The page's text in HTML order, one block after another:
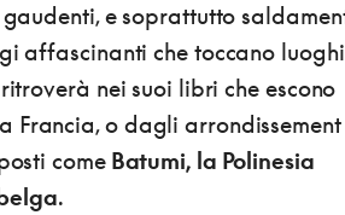
e soprattutto
affascinanti che toccano
nei suoi libri che escono
o dagli arrondissement
comeBatumi, la Polinesia
.